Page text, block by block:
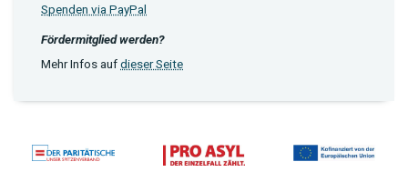
Spenden via PayPal
Fördermitglied werden?
Mehr Infos aufdieser Seite